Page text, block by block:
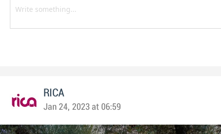
RICA
Jan 24, 2023 at 06:59